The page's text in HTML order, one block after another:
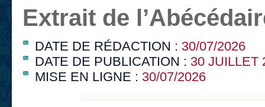
Extrait de
DATE DE RÉDACTION : 30/07/2026
DATE DE PUBLICATION : 30 JUILLET
MISE EN LIGNE : 30/07/2026